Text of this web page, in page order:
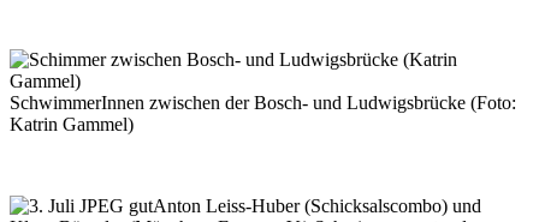
SchwimmerInnen zwischen der Bosch- und Ludwigsbrücke (Foto:
Katrin Gammel)
Anton Leiss-Huber (Schicksalscombo) und